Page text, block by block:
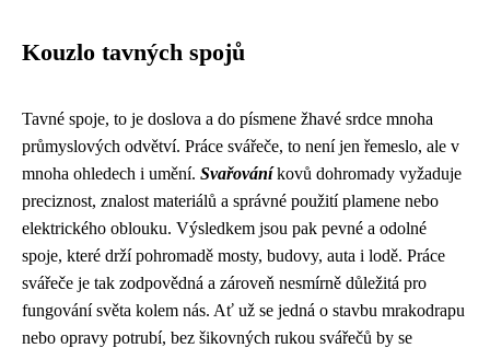
Kouzlo tavných spojů
Tavné spoje, to je doslova a do písmene žhavé srdce mnoha
průmyslových odvětví. Práce svářeče, to není jen řemeslo, ale v
mnoha ohledech i umění. Svařováníkovů dohromady vyžaduje
preciznost, znalost materiálů a správné použití plamene nebo
elektrického oblouku. Výsledkem jsou pak pevné a odolné
spoje, které drží pohromadě mosty, budovy, auta i lodě. Práce
svářeče je tak zodpovědná a zároveň nesmírně důležitá pro
fungování světa kolem nás. Ať už se jedná o stavbu mrakodrapu
nebo opravy potrubí, bez šikovných rukou svářečů by se